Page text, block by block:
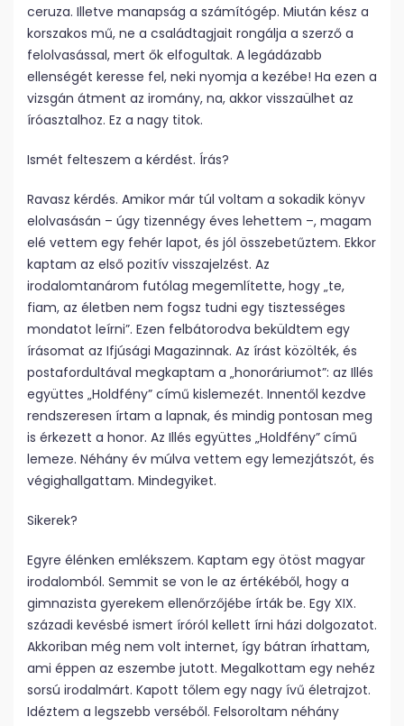
ceruza. Illetve manapság a számítógép. Miután kész a
korszakos mű, ne a családtagjait rongálja a szerző a
felolvasással, mert ők elfogultak. A legádázabb
ellenségét keresse fel, neki nyomja a kezébe! Ha ezen a
vizsgán átment az iromány, na, akkor visszaülhet az
íróasztalhoz. Ez a nagy titok.
Ismét felteszem a kérdést. Írás?
Ravasz kérdés. Amikor már túl voltam a sokadik könyv
elolvasásán – úgy tizennégy éves lehettem –, magam
elé vettem egy fehér lapot, és jól összebetűztem. Ekkor
kaptam az első pozitív visszajelzést. Az
irodalomtanárom futólag megemlítette, hogy „te,
fiam, az életben nem fogsz tudni egy tisztességes
mondatot leírni”. Ezen felbátorodva beküldtem egy
írásomat az Ifjúsági Magazinnak. Az írást közölték, és
postafordultával megkaptam a „honoráriumot”: az Illés
együttes „Holdfény” című kislemezét. Innentől kezdve
rendszeresen írtam a lapnak, és mindig pontosan meg
is érkezett a honor. Az Illés együttes „Holdfény” című
lemeze. Néhány év múlva vettem egy lemezjátszót, és
végighallgattam. Mindegyiket.
Sikerek?
Egyre élénken emlékszem. Kaptam egy ötöst magyar
irodalomból. Semmit se von le az értékéből, hogy a
gimnazista gyerekem ellenőrzőjébe írták be. Egy XIX.
századi kevésbé ismert íróról kellett írni házi dolgozatot.
Akkoriban még nem volt internet, így bátran írhattam,
ami éppen az eszembe jutott. Megalkottam egy nehéz
sorsú irodalmárt. Kapott tőlem egy nagy ívű életrajzot.
Idéztem a legszebb verséből. Felsoroltam néhány